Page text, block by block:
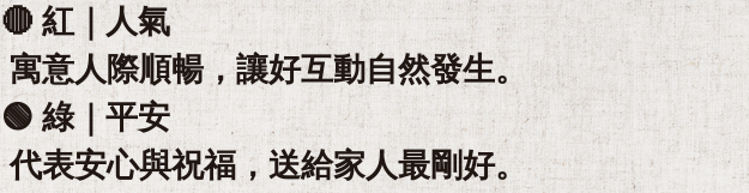
🔴 紅｜人氣
寓意人際順暢，讓好互動自然發生。
🟢 綠｜平安
代表安心與祝福，送給家人最剛好。